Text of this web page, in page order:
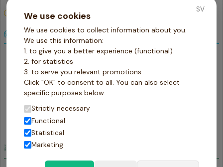
10 min
- + portioner
Ingredienser
Blåbär
msk
Havregryn
msk
Smör
msk
Honung
krm
Kanel
Vaniljkvarg
Gör så här
SV
We use cookies
We use cookies to collect information about you.
We use this information:
1. to give you a better experience (functional)
2. for statistics
3. to serve you relevant promotions
Click "OK" to consent to all. You can also select
specific purposes below.
Strictly necessary
Functional
Statistical
Marketing